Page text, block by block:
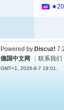
Powered by Discuz!
德国中文网
联系我们
GMT+1, 2026-8-7 19:01.